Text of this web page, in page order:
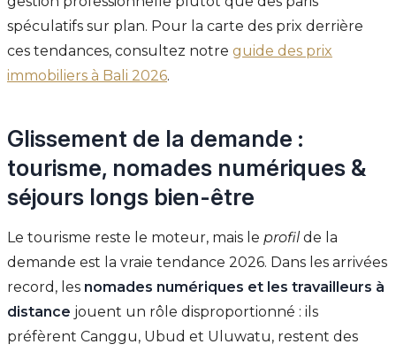
spéculatifs sur plan. Pour la carte des prix derrière
ces tendances, consultez notre guide des prix
immobiliers à Bali 2026.
Glissement de la demande :
tourisme, nomades numériques &
séjours longs bien-être
Le tourisme reste le moteur, mais le profilde la
demande est la vraie tendance 2026. Dans les arrivées
record, les nomades numériques et les travailleurs à
distance jouent un rôle disproportionné : ils
préfèrent Canggu, Ubud et Uluwatu, restent des